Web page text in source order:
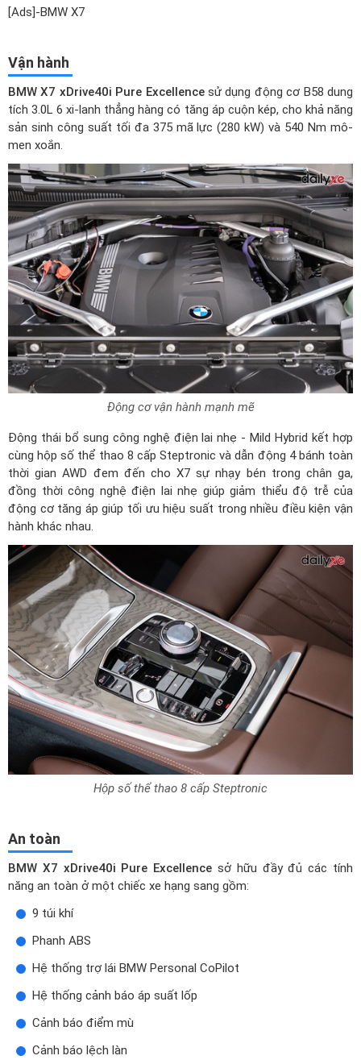
[Ads]-BMW X7
Vận hành
BMW X7 xDrive40i Pure Excellencesử dụng động cơ B58 dung
tích 3.0L 6 xi-lanh thẳng hàng có tăng áp cuộn kép, cho khả năng
sản sinh công suất tối đa 375 mã lực (280 kW) và 540 Nm mô-
men xoắn.
Động cơ vận hành mạnh mẽ
Động thái bổ sung công nghệ điện lai nhẹ - Mild Hybrid kết hợp
cùng hộp số thể thao 8 cấp Steptronic và dẫn động 4 bánh toàn
thời gian AWD đem đến cho X7 sự nhạy bén trong chân ga,
đồng thời công nghệ điện lai nhẹ giúp giảm thiểu độ trễ của
động cơ tăng áp giúp tối ưu hiệu suất trong nhiều điều kiện vận
hành khác nhau.
Hộp số thể thao 8 cấp Steptronic
An toàn
BMW X7 xDrive40i Pure Excellence sở hữu đầy đủ các tính
năng an toàn ở một chiếc xe hạng sang gồm:
9 túi khí
Phanh ABS
Hệ thống trợ lái BMW Personal CoPilot
Hệ thống cảnh báo áp suất lốp
Cảnh báo điểm mù
Cảnh báo lệch làn